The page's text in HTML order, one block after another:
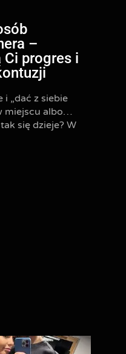
–
progres i
„dać z siebie
miejscu albo…
się dzieje? W